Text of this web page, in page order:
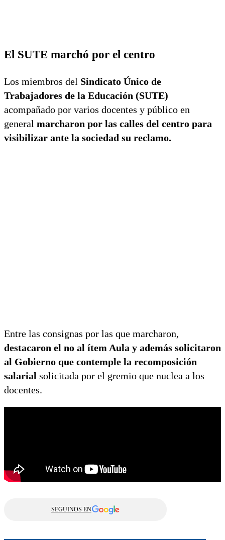
El SUTE marchó por el centro
Los miembros del Sindicato Único de
Trabajadores de la Educación (SUTE)
acompañado por varios docentes y público en
general marcharon por las calles del centro para
visibilizar ante la sociedad su reclamo.
Entre las consignas por las que marcharon,
destacaron el no al ítem Aula y además solicitaron
al Gobierno que contemple la recomposición
salarial solicitada por el gremio que nuclea a los
docentes.
SEGUINOS EN